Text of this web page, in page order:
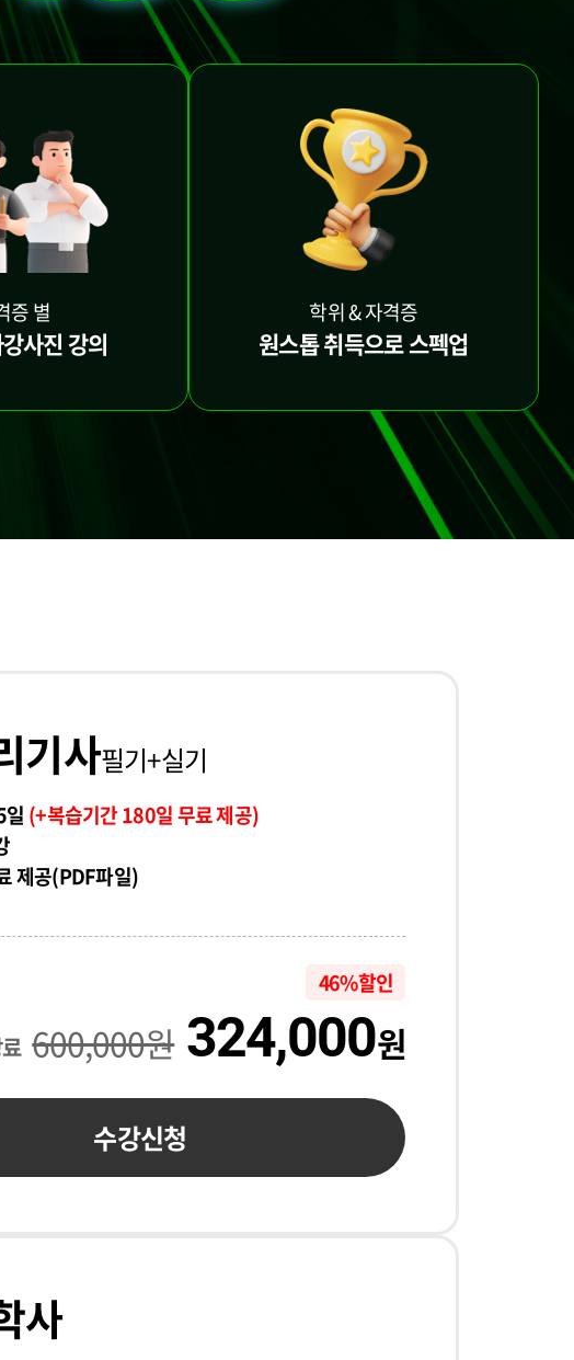
증 별
사진 강의
학위 & 자격증
원스톱 취득으로 스펙업
기사필기+실기
(+복습기간 180일 무료 제공)
제공(PDF파일)
46% 할인
600,000원 324,000원
수강신청
사